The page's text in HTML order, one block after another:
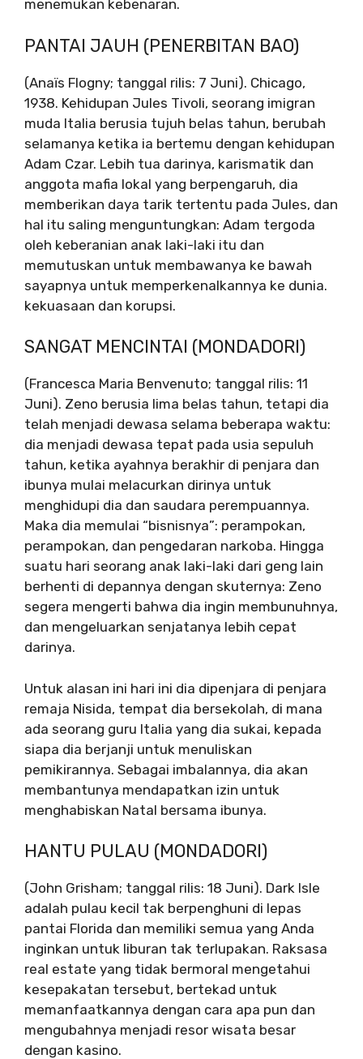
menemukan kebenaran.
PANTAI JAUH (PENERBITAN BAO)
(Anaïs Flogny; tanggal rilis: 7 Juni). Chicago,
1938. Kehidupan Jules Tivoli, seorang imigran
muda Italia berusia tujuh belas tahun, berubah
selamanya ketika ia bertemu dengan kehidupan
Adam Czar. Lebih tua darinya, karismatik dan
anggota mafia lokal yang berpengaruh, dia
memberikan daya tarik tertentu pada Jules, dan
hal itu saling menguntungkan: Adam tergoda
oleh keberanian anak laki-laki itu dan
memutuskan untuk membawanya ke bawah
sayapnya untuk memperkenalkannya ke dunia.
kekuasaan dan korupsi.
SANGAT MENCINTAI (MONDADORI)
(Francesca Maria Benvenuto; tanggal rilis: 11
Juni). Zeno berusia lima belas tahun, tetapi dia
telah menjadi dewasa selama beberapa waktu:
dia menjadi dewasa tepat pada usia sepuluh
tahun, ketika ayahnya berakhir di penjara dan
ibunya mulai melacurkan dirinya untuk
menghidupi dia dan saudara perempuannya.
Maka dia memulai “bisnisnya”: perampokan,
perampokan, dan pengedaran narkoba. Hingga
suatu hari seorang anak laki-laki dari geng lain
berhenti di depannya dengan skuternya: Zeno
segera mengerti bahwa dia ingin membunuhnya,
dan mengeluarkan senjatanya lebih cepat
darinya.
Untuk alasan ini hari ini dia dipenjara di penjara
remaja Nisida, tempat dia bersekolah, di mana
ada seorang guru Italia yang dia sukai, kepada
siapa dia berjanji untuk menuliskan
pemikirannya. Sebagai imbalannya, dia akan
membantunya mendapatkan izin untuk
menghabiskan Natal bersama ibunya.
HANTU PULAU (MONDADORI)
(John Grisham; tanggal rilis: 18 Juni). Dark Isle
adalah pulau kecil tak berpenghuni di lepas
pantai Florida dan memiliki semua yang Anda
inginkan untuk liburan tak terlupakan. Raksasa
real estate yang tidak bermoral mengetahui
kesepakatan tersebut, bertekad untuk
memanfaatkannya dengan cara apa pun dan
mengubahnya menjadi resor wisata besar
dengan kasino.